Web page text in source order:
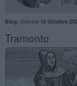
Blog Giovedì 10 Ottobre
Tramonto